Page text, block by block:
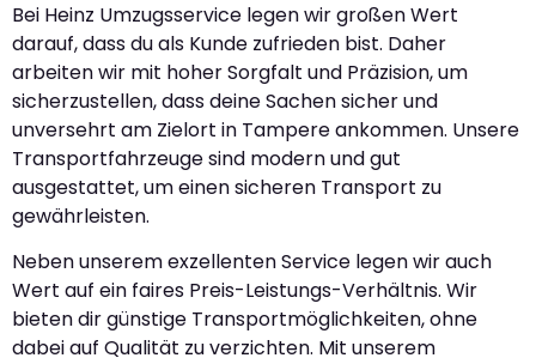
Bei Heinz Umzugsservice legen wir großen Wert
darauf, dass du als Kunde zufrieden bist. Daher
arbeiten wir mit hoher Sorgfalt und Präzision, um
sicherzustellen, dass deine Sachen sicher und
unversehrt am Zielort in Tampere ankommen. Unsere
Transportfahrzeuge sind modern und gut
ausgestattet, um einen sicheren Transport zu
gewährleisten.
Neben unserem exzellenten Service legen wir auch
Wert auf ein faires Preis-Leistungs-Verhältnis. Wir
bieten dir günstige Transportmöglichkeiten, ohne
dabei auf Qualität zu verzichten. Mit unserem